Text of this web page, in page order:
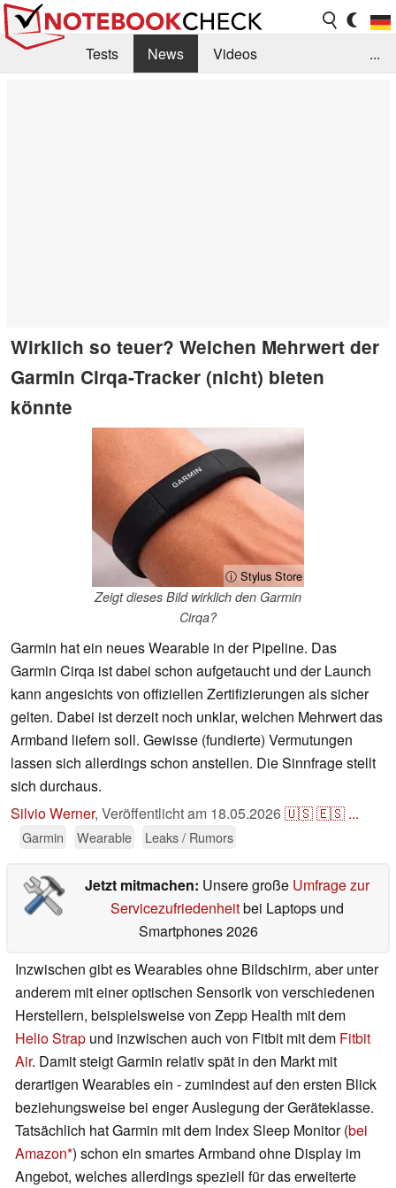
Tests News
Videos
...
Wirklich so teuer? Welchen Mehrwert der
Garmin Cirqa-Tracker (nicht) bieten
könnte
ⓘ Stylus Store
Zeigt dieses Bild wirklich den Garmin
Cirqa?
Garmin hat ein neues Wearable in der Pipeline. Das
Garmin Cirqa ist dabei schon aufgetaucht und der Launch
kann angesichts von offiziellen Zertifizierungen als sicher
gelten. Dabei ist derzeit noch unklar, welchen Mehrwert das
Armband liefern soll. Gewisse (fundierte) Vermutungen
lassen sich allerdings schon anstellen. Die Sinnfrage stellt
sich durchaus.
Silvio Werner, Veröffentlicht am 18.05.2026🇺🇸🇪🇸 ...
Garmin Wearable Leaks / Rumors
Jetzt mitmachen: Unsere große Umfrage zur
Servicezufriedenheitbei Laptops und
Smartphones 2026
Inzwischen gibt es Wearables ohne Bildschirm, aber unter
anderem mit einer optischen Sensorik von verschiedenen
Herstellern, beispielsweise von Zepp Health mit dem
Helio Strap und inzwischen auch von Fitbit mit dem Fitbit
Air. Damit steigt Garmin relativ spät in den Markt mit
derartigen Wearables ein - zumindest auf den ersten Blick
beziehungsweise bei enger Auslegung der Geräteklasse.
Tatsächlich hat Garmin mit dem Index Sleep Monitor (bei
Amazon ) schon ein smartes Armband ohne Display im
Angebot, welches allerdings speziell für das erweiterte